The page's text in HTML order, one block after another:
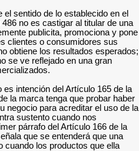
el sentido de lo establecido en el
no es castigar al titular de una
publicita, promociona y pone
clientes o consumidores sus
obtiene los resultados esperados;
se ve reflejado en una gran
intención del Artículo 165 de la
la marca tenga que probar haber
negocio para acreditar el uso de la
sustento cuando nos
párrafo del Artículo 166 de la
que se entenderá que una
cuando los productos que ella